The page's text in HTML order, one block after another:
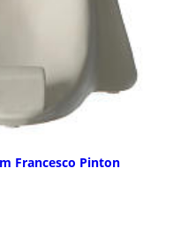
Francesco Pinton